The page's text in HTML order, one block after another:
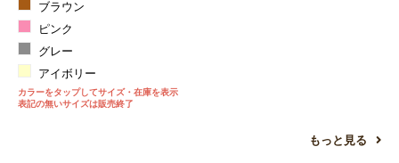
ブラウン
ピンク
グレー
アイボリー
カラーをタップしてサイズ・在庫を表示
表記の無いサイズは販売終了
もっと見る